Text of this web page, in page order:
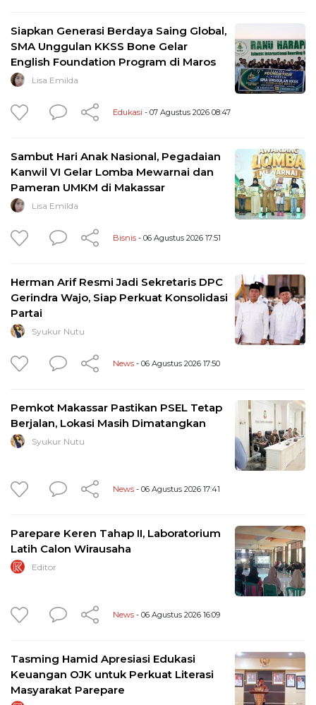
Siapkan Generasi Berdaya Saing Global,
SMA Unggulan KKSS Bone Gelar
English Foundation Program di Maros
Lisa Emilda
Edukasi - 07 Agustus 2026 08:47
Sambut Hari Anak Nasional, Pegadaian
Kanwil VI Gelar Lomba Mewarnai dan
Pameran UMKM di Makassar
Lisa Emilda
Bisnis - 06 Agustus 2026 17:51
Herman Arif Resmi Jadi Sekretaris DPC
Gerindra Wajo, Siap Perkuat Konsolidasi
Partai
Syukur Nutu
News - 06 Agustus 2026 17:50
Pemkot Makassar Pastikan PSEL Tetap
Berjalan, Lokasi Masih Dimatangkan
Syukur Nutu
News - 06 Agustus 2026 17:41
Parepare Keren Tahap II, Laboratorium
Latih Calon Wirausaha
Editor
News - 06 Agustus 2026 16:09
Tasming Hamid Apresiasi Edukasi
Keuangan OJK untuk Perkuat Literasi
Masyarakat Parepare